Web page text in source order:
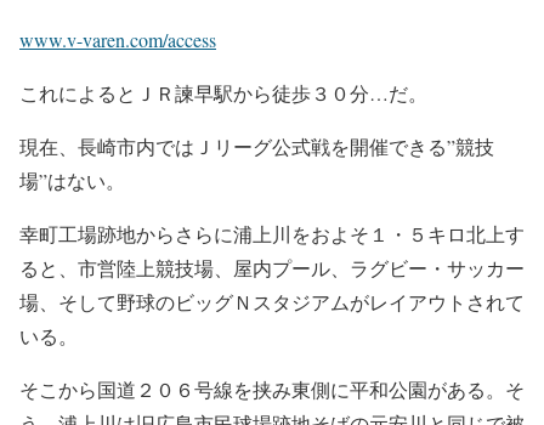
www.v-varen.com/access
これによるとＪＲ諫早駅から徒歩３０分…だ。
現在、長崎市内ではＪリーグ公式戦を開催できる”競技
場”はない。
幸町工場跡地からさらに浦上川をおよそ１・５キロ北上す
ると、市営陸上競技場、屋内プール、ラグビー・サッカー
場、そして野球のビッグＮスタジアムがレイアウトされて
いる。
そこから国道２０６号線を挟み東側に平和公園がある。そ